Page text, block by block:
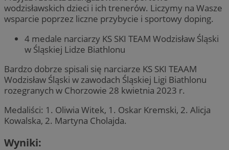
wodzisławskich dzieci i ich trenerów. Liczymy na Wasze
wsparcie poprzez liczne przybycie i sportowy doping.
4 medale narciarzy KS SKI TEAM Wodzisław Śląski
w Śląskiej Lidze Biathlonu
Bardzo dobrze spisali się narciarze KS SKI TEAAM
Wodzisław Śląski w zawodach Śląskiej Ligi Biathlonu
rozegranych w Chorzowie 28 kwietnia 2023 r.
Medaliści: 1. Oliwia Witek, 1. Oskar Kremski, 2. Alicja
Kowalska, 2. Martyna Cholajda.
Wyniki: